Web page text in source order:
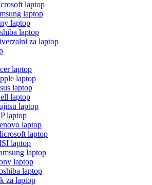
laptop
laptop
laptop
laptop
za laptop
laptop
laptop
laptop
laptop
laptop
laptop
laptop
laptop
laptop
laptop
laptop
laptop
za laptop